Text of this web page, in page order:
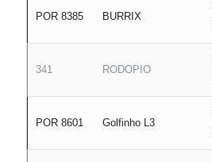
POR 8385 BURRIX
341 RODOPIO
POR 8601 Golfinho L3